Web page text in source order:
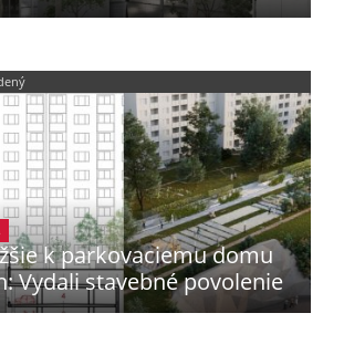
k parkovaciemu domu
Vydali stavebné povolenie